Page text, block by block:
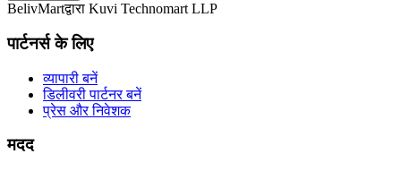
BelivMartद्वारा Kuvi Technomart LLP
पार्टनर्स के लिए
व्यापारी बनें
डिलीवरी पार्टनर बनें
प्रेस और निवेशक
मदद